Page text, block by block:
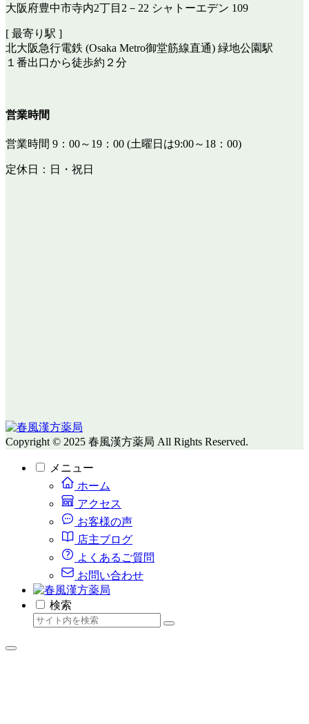
大阪府豊中市寺内2丁目2－22 シャトーエデン 109
[ 最寄り駅 ]
北大阪急行電鉄 (Osaka Metro御堂筋線直通) 緑地公園駅
１番出口から徒歩約２分
営業時間
営業時間 9：00～19：00 (土曜日は9:00～18：00)
定休日：日・祝日
Copyright © 2025 春風漢方薬局 All Rights Reserved.
メニュー
ホーム
アクセス
お客様の声
店主ブログ
よくあるご質問
お問い合わせ
検索